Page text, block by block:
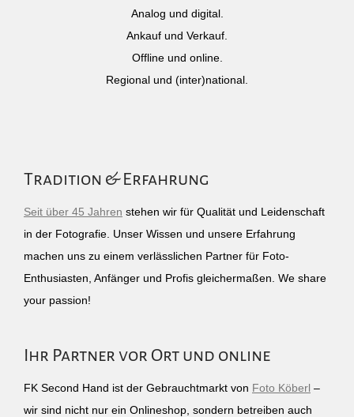
Analog und digital.
Ankauf und Verkauf.
Offline und online.
Regional und (inter)national.
Tradition & Erfahrung
Seit über 45 Jahren stehen wir für Qualität und Leidenschaft
in der Fotografie. Unser Wissen und unsere Erfahrung
machen uns zu einem verlässlichen Partner für Foto-
Enthusiasten, Anfänger und Profis gleichermaßen. We share
your passion!
Ihr Partner vor Ort und online
FK Second Hand ist der Gebrauchtmarkt von Foto Köberl –
wir sind nicht nur ein Onlineshop, sondern betreiben auch